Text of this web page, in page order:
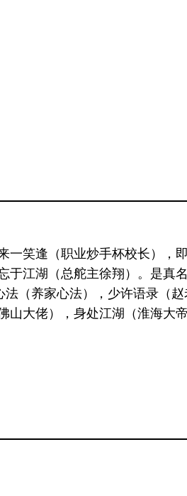
笑逢（职业炒手杯校长），
江湖（总舵主徐翔）。是真
（养家心法），少许语录（
大佬），身处江湖（淮海大